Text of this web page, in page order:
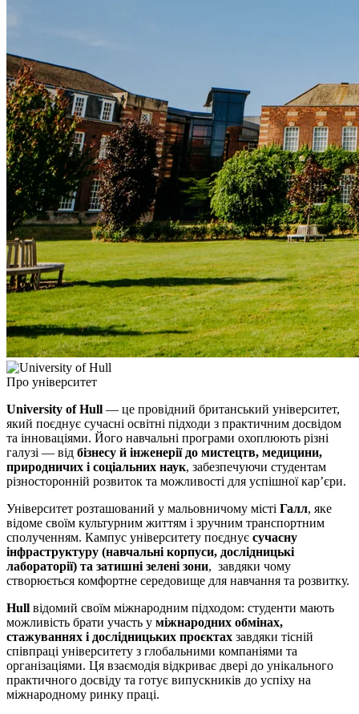
Про університет
University of Hull — це провідний британський університет,
який поєднує сучасні освітні підходи з практичним досвідом
та інноваціями. Його навчальні програми охоплюють різні
галузі — від бізнесу й інженерії до мистецтв, медицини,
природничих і соціальних наук, забезпечуючи студентам
різносторонній розвиток та можливості для успішної кар’єри.
Університет розташований у мальовничому місті Галл, яке
відоме своїм культурним життям і зручним транспортним
сполученням. Кампус університету поєднує сучасну
інфраструктуру (навчальні корпуси, дослідницькі
лабораторії) та затишні зелені зони, завдяки чому
створюється комфортне середовище для навчання та розвитку.
Hull відомий своїм міжнародним підходом: студенти мають
можливість брати участь у міжнародних обмінах,
стажуваннях і дослідницьких проєктах завдяки тісній
співпраці університету з глобальними компаніями та
організаціями. Ця взаємодія відкриває двері до унікального
практичного досвіду та готує випускників до успіху на
міжнародному ринку праці.